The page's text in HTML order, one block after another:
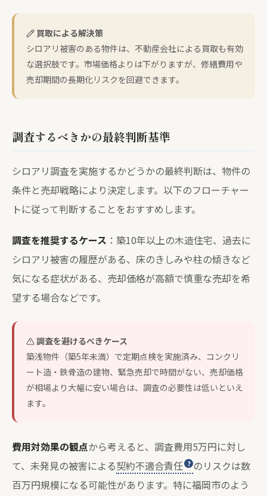
買取による解決策
シロアリ被害のある物件は、不動産会社による買取も有効
な選択肢です。市場価格よりは下がりますが、修繕費用や
売却期間の長期化リスクを回避できます。
調査するべきかの最終判断基準
シロアリ調査を実施するかどうかの最終判断は、物件の
条件と売却戦略により決定します。以下のフローチャー
トに従って判断することをおすすめします。
調査を推奨するケース ：築10年以上の木造住宅、過去に
シロアリ被害の履歴がある、床のきしみや柱の傾きなど
気になる症状がある、売却価格が高額で慎重な売却を希
望する場合などです。
調査を避けるべきケース
築浅物件（築5年未満）で定期点検を実施済み、コンクリ
ート造・鉄骨造の建物、緊急売却で時間がない、売却価格
が相場より大幅に安い場合は、調査の必要性は低いといえ
ます。
費用対効果の観点から考えると、調査費用5万円に対し
て、未発見の被害による契約不適合責任
のリスクは数
百万円規模になる可能性があります。特に福岡市のよう